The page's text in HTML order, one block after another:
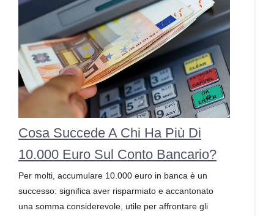
Cosa Succede A Chi Ha Più Di
10.000 Euro Sul Conto Bancario?
Per molti, accumulare 10.000 euro in banca è un
successo: significa aver risparmiato e accantonato
una somma considerevole, utile per affrontare gli